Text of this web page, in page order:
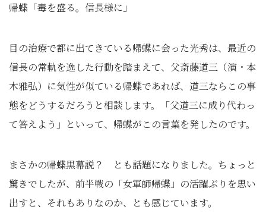
帰蝶「毒を盛る。信長様に」
目の治療で都に出てきている帰蝶に会った光秀は、最近の
信長の常軌を逸した行動を踏まえて、父斎藤道三（演・本
木雅弘）に気性が似ている帰蝶であれば、道三ならこの事
態をどうするだろうと相談します。「父道三に成り代わっ
て答えよう」といって、帰蝶がこの言葉を発したのです。
まさかの帰蝶黒幕説？ とも話題になりました。ちょっと
驚きでしたが、前半戦の「女軍師帰蝶」の活躍ぶりを思い
出すと、それもありなのか、とも感じています。